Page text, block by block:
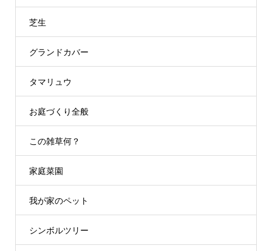
芝生
グランドカバー
タマリュウ
お庭づくり全般
この雑草何？
家庭菜園
我が家のペット
シンボルツリー